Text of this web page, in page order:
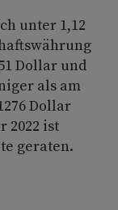
unter 1,12
Dollar und
als am
Dollar
2022 ist
geraten.